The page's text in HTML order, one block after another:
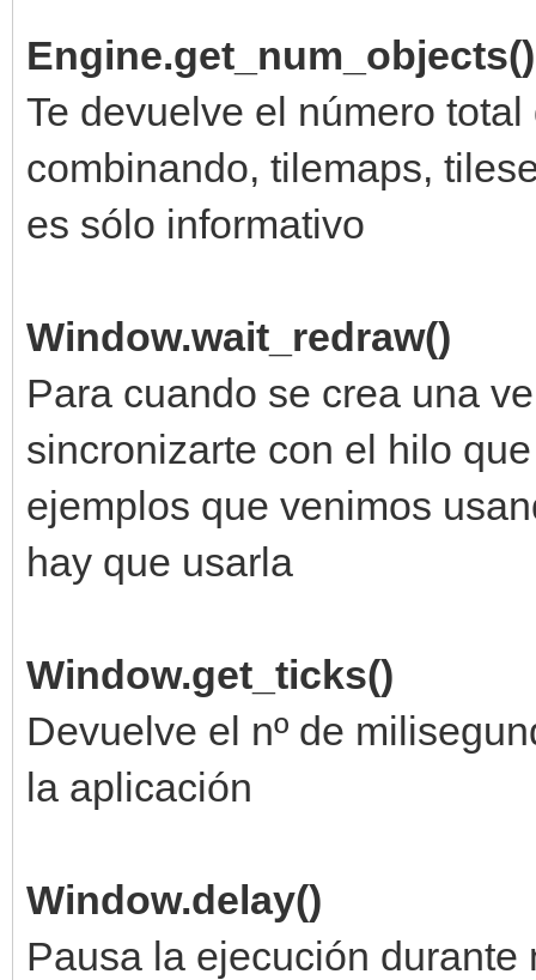
Engine.get_num_objects()
Te devuelve el número
combinando, tilemaps,
es sólo informativo
Window.wait_redraw()
Para cuando se crea una
sincronizarte con el hilo
ejemplos que venimos
hay que usarla
Window.get_ticks()
Devuelve el nº de
la aplicación
Window.delay()
Pausa la ejecución durante